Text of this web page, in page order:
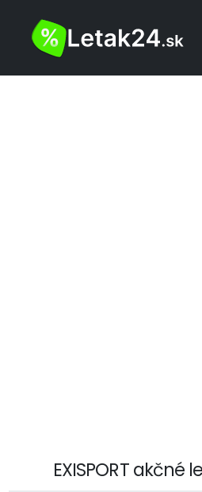
EXISPORT akčné